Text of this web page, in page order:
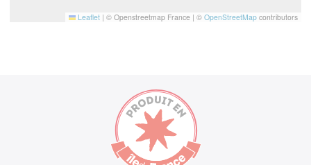
Leaflet | © Openstreetmap France | © OpenStreetMap contributors